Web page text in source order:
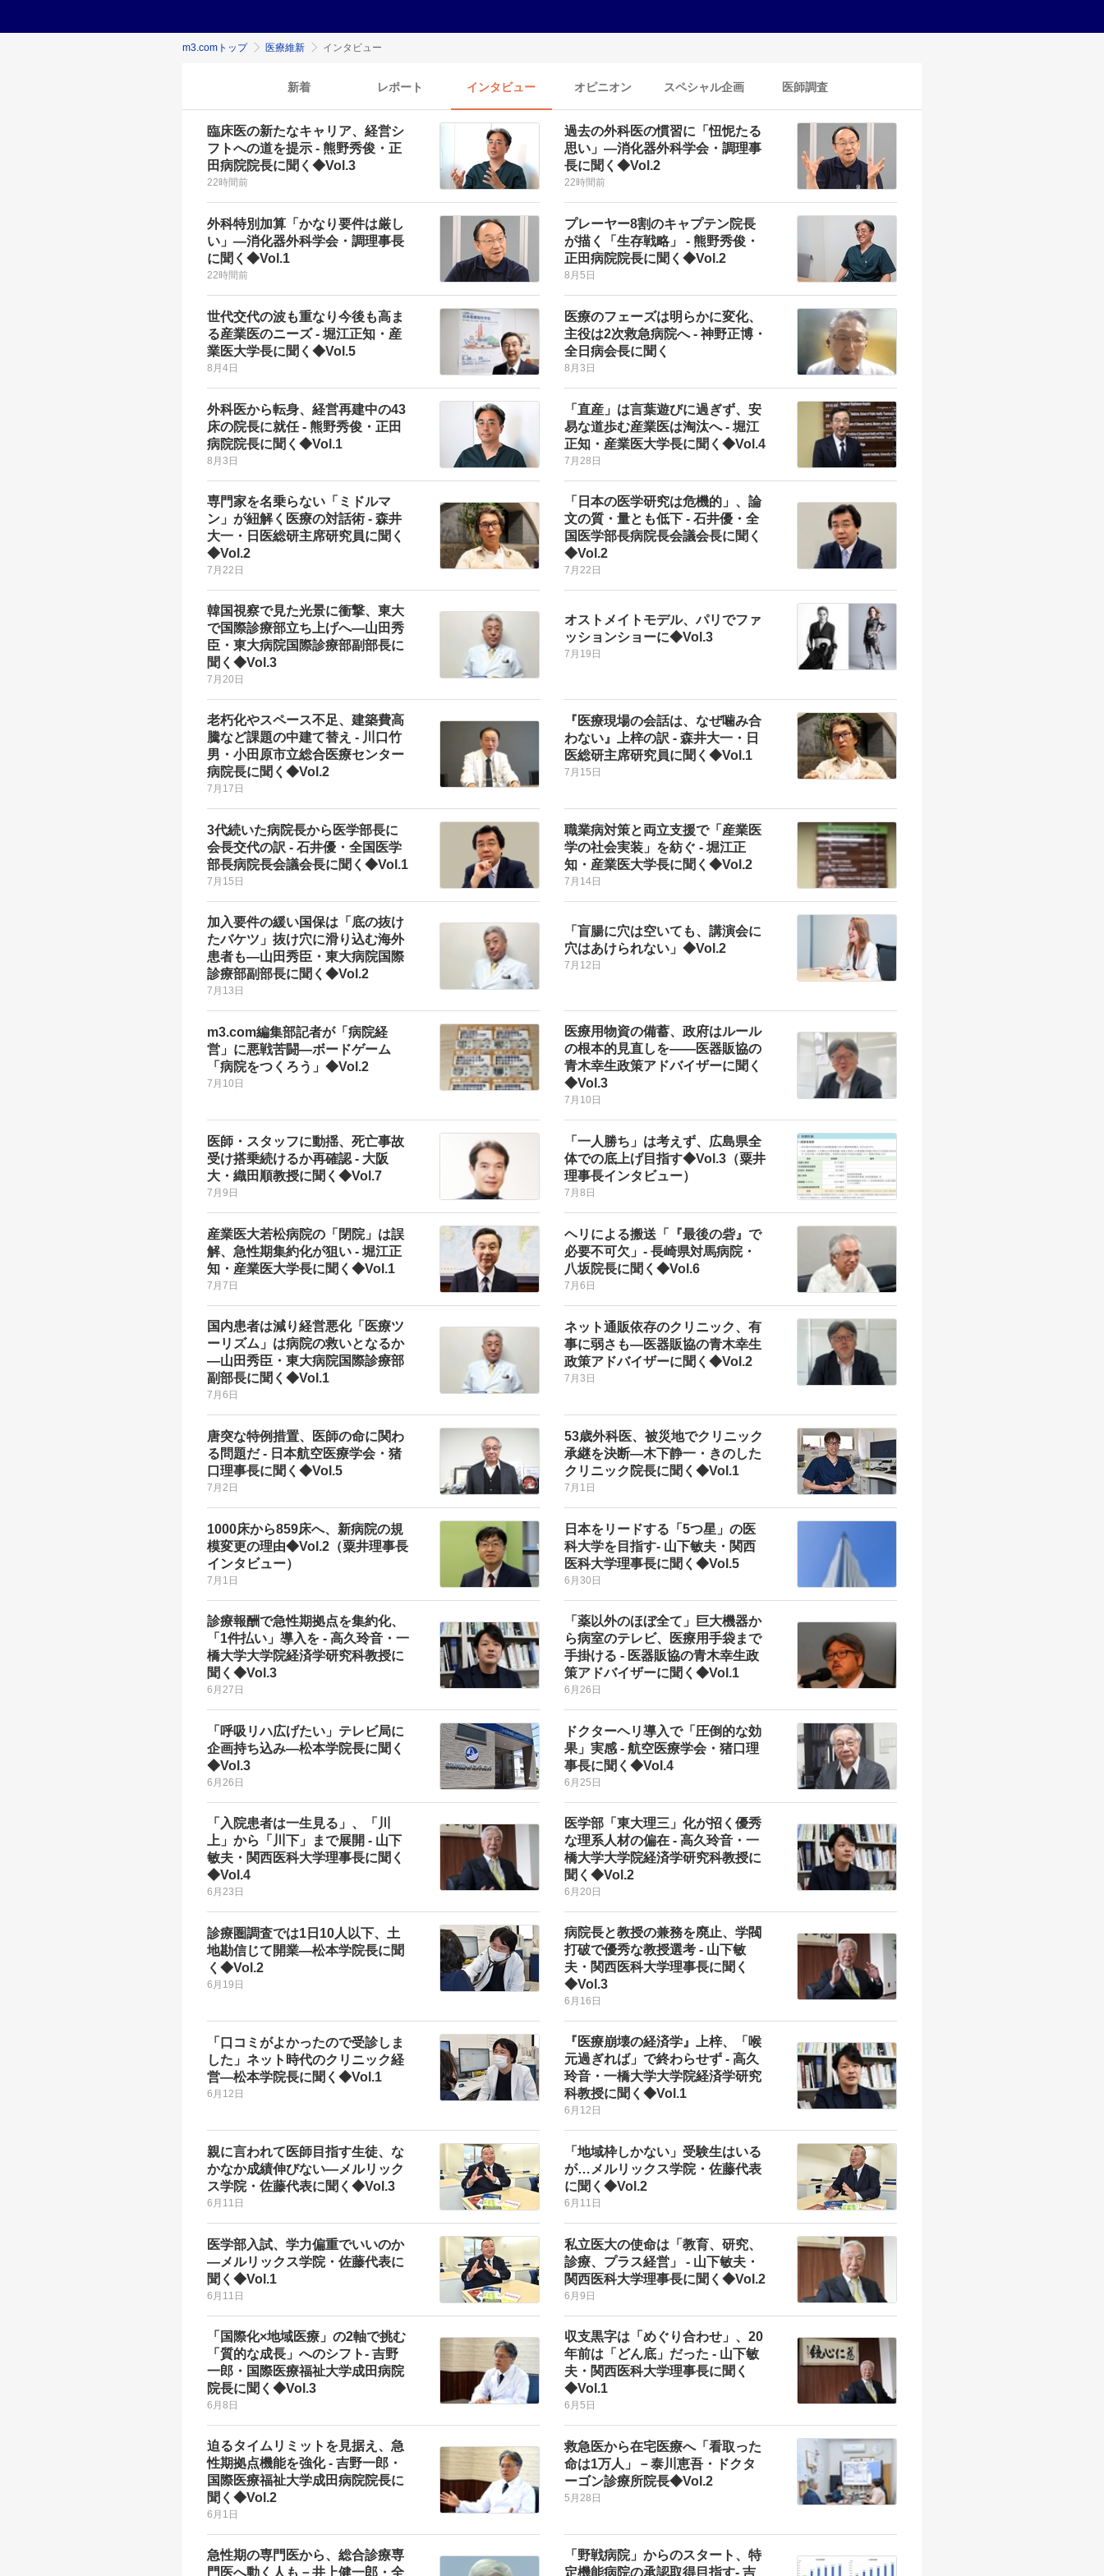
m3.comトップ 医療維新 インタビュー
新着 レポート インタビュー オピニオン スペシャル企画 医師調査
臨床医の新たなキャリア、経営シ
フトへの道を提示 - 熊野秀俊・正
田病院院長に聞く◆Vol.3
22時間前
過去の外科医の慣習に「忸怩たる
思い」―消化器外科学会・調理事
長に聞く◆Vol.2
22時間前
外科特別加算「かなり要件は厳し
い」―消化器外科学会・調理事長
に聞く◆Vol.1
22時間前
プレーヤー8割のキャプテン院長
が描く「生存戦略」 - 熊野秀俊・
正田病院院長に聞く◆Vol.2
8月5日
世代交代の波も重なり今後も高ま
る産業医のニーズ - 堀江正知・産
業医大学長に聞く◆Vol.5
8月4日
医療のフェーズは明らかに変化、
主役は2次救急病院へ - 神野正博・
全日病会長に聞く
8月3日
外科医から転身、経営再建中の43
床の院長に就任 - 熊野秀俊・正田
病院院長に聞く◆Vol.1
8月3日
「直産」は言葉遊びに過ぎず、安
易な道歩む産業医は淘汰へ - 堀江
正知・産業医大学長に聞く◆Vol.4
7月28日
専門家を名乗らない「ミドルマ
ン」が紐解く医療の対話術 - 森井
大一・日医総研主席研究員に聞く
◆Vol.2
7月22日
「日本の医学研究は危機的」、論
文の質・量とも低下 - 石井優・全
国医学部長病院長会議会長に聞く
◆Vol.2
7月22日
韓国視察で見た光景に衝撃、東大
で国際診療部立ち上げへ―山田秀
臣・東大病院国際診療部副部長に
聞く◆Vol.3
7月20日
オストメイトモデル、パリでファ
ッションショーに◆Vol.3
7月19日
老朽化やスペース不足、建築費高
騰など課題の中建て替え - 川口竹
男・小田原市立総合医療センター
病院長に聞く◆Vol.2
7月17日
『医療現場の会話は、なぜ噛み合
わない』上梓の訳 - 森井大一・日
医総研主席研究員に聞く◆Vol.1
7月15日
3代続いた病院長から医学部長に
会長交代の訳 - 石井優・全国医学
部長病院長会議会長に聞く◆Vol.1
7月15日
職業病対策と両立支援で「産業医
学の社会実装」を紡ぐ - 堀江正
知・産業医大学長に聞く◆Vol.2
7月14日
加入要件の緩い国保は「底の抜け
たバケツ」抜け穴に滑り込む海外
患者も―山田秀臣・東大病院国際
診療部副部長に聞く◆Vol.2
7月13日
「盲腸に穴は空いても、講演会に
穴はあけられない」◆Vol.2
7月12日
m3.com編集部記者が「病院経
営」に悪戦苦闘―ボードゲーム
「病院をつくろう」◆Vol.2
7月10日
医療用物資の備蓄、政府はルール
の根本的見直しを――医器販協の
青木幸生政策アドバイザーに聞く
◆Vol.3
7月10日
医師・スタッフに動揺、死亡事故
受け搭乗続けるか再確認 - 大阪
大・織田順教授に聞く◆Vol.7
7月9日
「一人勝ち」は考えず、広島県全
体での底上げ目指す◆Vol.3（粟井
理事長インタビュー）
7月8日
産業医大若松病院の「閉院」は誤
解、急性期集約化が狙い - 堀江正
知・産業医大学長に聞く◆Vol.1
7月7日
ヘリによる搬送「『最後の砦』で
必要不可欠」- 長崎県対馬病院・
八坂院長に聞く◆Vol.6
7月6日
国内患者は減り経営悪化「医療ツ
ーリズム」は病院の救いとなるか
―山田秀臣・東大病院国際診療部
副部長に聞く◆Vol.1
7月6日
ネット通販依存のクリニック、有
事に弱さも―医器販協の青木幸生
政策アドバイザーに聞く◆Vol.2
7月3日
唐突な特例措置、医師の命に関わ
る問題だ - 日本航空医療学会・猪
口理事長に聞く◆Vol.5
7月2日
53歳外科医、被災地でクリニック
承継を決断―木下静一・きのした
クリニック院長に聞く◆Vol.1
7月1日
1000床から859床へ、新病院の規
模変更の理由◆Vol.2（粟井理事長
インタビュー）
7月1日
日本をリードする「5つ星」の医
科大学を目指す- 山下敏夫・関西
医科大学理事長に聞く◆Vol.5
6月30日
診療報酬で急性期拠点を集約化、
「1件払い」導入を - 高久玲音・一
橋大学大学院経済学研究科教授に
聞く◆Vol.3
6月27日
「薬以外のほぼ全て」巨大機器か
ら病室のテレビ、医療用手袋まで
手掛ける - 医器販協の青木幸生政
策アドバイザーに聞く◆Vol.1
6月26日
「呼吸リハ広げたい」テレビ局に
企画持ち込み―松本学院長に聞く
◆Vol.3
6月26日
ドクターヘリ導入で「圧倒的な効
果」実感 - 航空医療学会・猪口理
事長に聞く◆Vol.4
6月25日
「入院患者は一生見る」、「川
上」から「川下」まで展開 - 山下
敏夫・関西医科大学理事長に聞く
◆Vol.4
6月23日
医学部「東大理三」化が招く優秀
な理系人材の偏在 - 高久玲音・一
橋大学大学院経済学研究科教授に
聞く◆Vol.2
6月20日
診療圏調査では1日10人以下、土
地勘信じて開業―松本学院長に聞
く◆Vol.2
6月19日
病院長と教授の兼務を廃止、学閥
打破で優秀な教授選考 - 山下敏
夫・関西医科大学理事長に聞く
◆Vol.3
6月16日
「口コミがよかったので受診しま
した」ネット時代のクリニック経
営―松本学院長に聞く◆Vol.1
6月12日
『医療崩壊の経済学』上梓、「喉
元過ぎれば」で終わらせず - 高久
玲音・一橋大学大学院経済学研究
科教授に聞く◆Vol.1
6月12日
親に言われて医師目指す生徒、な
かなか成績伸びない―メルリック
ス学院・佐藤代表に聞く◆Vol.3
6月11日
「地域枠しかない」受験生はいる
が…メルリックス学院・佐藤代表
に聞く◆Vol.2
6月11日
医学部入試、学力偏重でいいのか
―メルリックス学院・佐藤代表に
聞く◆Vol.1
6月11日
私立医大の使命は「教育、研究、
診療、プラス経営」 - 山下敏夫・
関西医科大学理事長に聞く◆Vol.2
6月9日
「国際化×地域医療」の2軸で挑む
「質的な成長」へのシフト- 吉野
一郎・国際医療福祉大学成田病院
院長に聞く◆Vol.3
6月8日
収支黒字は「めぐり合わせ」、20
年前は「どん底」だった - 山下敏
夫・関西医科大学理事長に聞く
◆Vol.1
6月5日
迫るタイムリミットを見据え、急
性期拠点機能を強化 - 吉野一郎・
国際医療福祉大学成田病院院長に
聞く◆Vol.2
6月1日
救急医から在宅医療へ「看取った
命は1万人」－泰川恵吾・ドクタ
ーゴン診療所院長◆Vol.2
5月28日
急性期の専門医から、総合診療専
門医へ動く人も－井上健一郎・全
「野戦病院」からのスタート、特
定機能病院の承認取得目指す- 吉